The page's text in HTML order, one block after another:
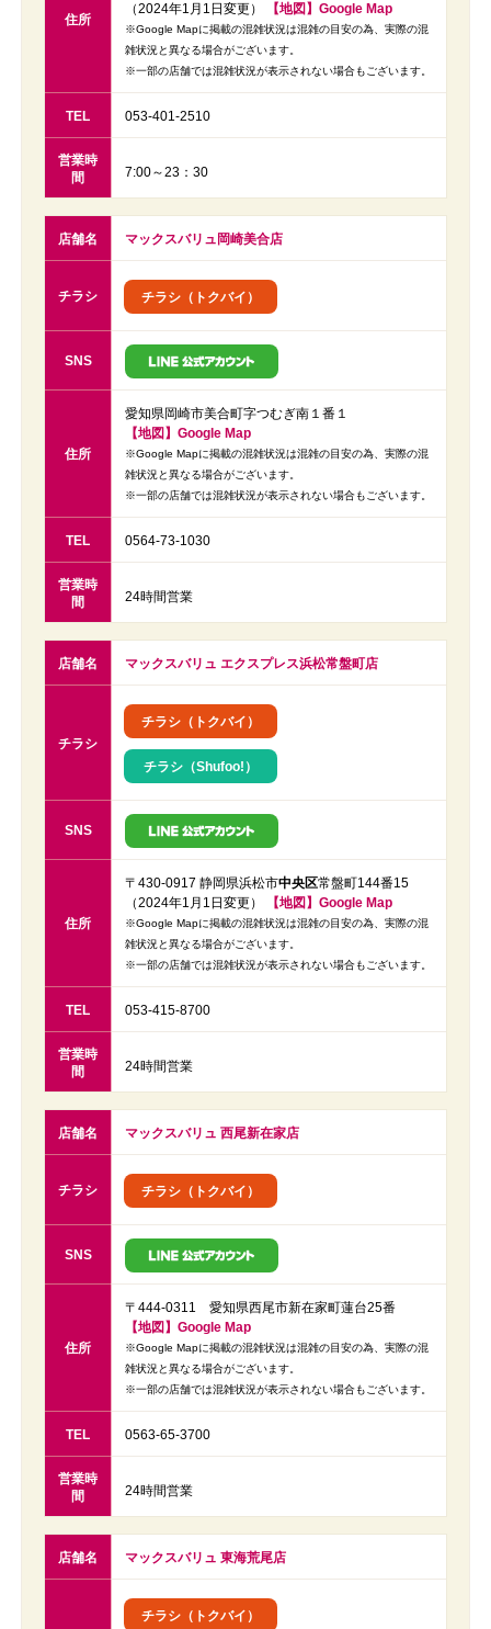
住所
（2024年1月1日変更）
【地図】Google Map
※Google Mapに掲載の混雑状況は混雑の目安の為、実際の混
雑状況と異なる場合がございます。
※一部の店舗では混雑状況が表示されない場合もございます。
TEL 053-401-2510
営業時
間
7:00～23：30
店舗名 マックスバリュ岡崎美合店
チラシ チラシ（トクバイ）
SNS
住所
愛知県岡崎市美合町字つむぎ南１番１
【地図】Google Map
※Google Mapに掲載の混雑状況は混雑の目安の為、実際の混
雑状況と異なる場合がございます。
※一部の店舗では混雑状況が表示されない場合もございます。
TEL 0564-73-1030
営業時
間
24時間営業
店舗名 マックスバリュ エクスプレス浜松常盤町店
チラシ
チラシ（トクバイ）
チラシ（Shufoo!）
SNS
住所
〒430-0917 静岡県浜松市中央区常盤町144番15
（2024年1月1日変更）
【地図】Google Map
※Google Mapに掲載の混雑状況は混雑の目安の為、実際の混
雑状況と異なる場合がございます。
※一部の店舗では混雑状況が表示されない場合もございます。
TEL 053-415-8700
営業時
間
24時間営業
店舗名 マックスバリュ 西尾新在家店
チラシ チラシ（トクバイ）
SNS
住所
〒444-0311 愛知県西尾市新在家町蓮台25番
【地図】Google Map
※Google Mapに掲載の混雑状況は混雑の目安の為、実際の混
雑状況と異なる場合がございます。
※一部の店舗では混雑状況が表示されない場合もございます。
TEL 0563-65-3700
営業時
間
24時間営業
店舗名 マックスバリュ 東海荒尾店
チラシ（トクバイ）